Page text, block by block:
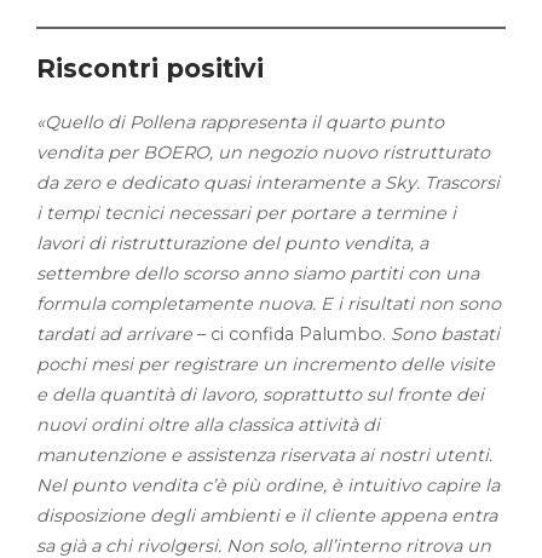
Riscontri positivi
«Quello di Pollena rappresenta il quarto punto
vendita per BOERO, un negozio nuovo ristrutturato
da zero e dedicato quasi interamente a Sky. Trascorsi
i tempi tecnici necessari per portare a termine i
lavori di ristrutturazione del punto vendita, a
settembre dello scorso anno siamo partiti con una
formula completamente nuova. E i risultati non sono
tardati ad arrivare – ci confida Palumbo. Sono bastati
pochi mesi per registrare un incremento delle visite
e della quantità di lavoro, soprattutto sul fronte dei
nuovi ordini oltre alla classica attività di
manutenzione e assistenza riservata ai nostri utenti.
Nel punto vendita c’è più ordine, è intuitivo capire la
disposizione degli ambienti e il cliente appena entra
sa già a chi rivolgersi. Non solo, all’interno ritrova un